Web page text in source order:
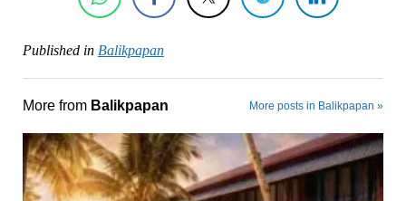
Published in Balikpapan
More from Balikpapan More posts in Balikpapan »